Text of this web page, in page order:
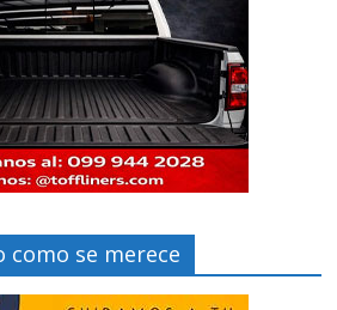
como se merece